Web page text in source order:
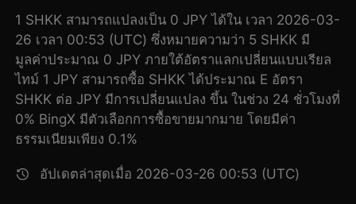
1 SHKK สามารถแปลงเป็น 0 JPY ได้ใน เวลา 2026-03-
26 เวลา 00:53 (UTC) ซึ่งหมายความว่า 5 SHKK มี
มูลค่าประมาณ 0 JPY ภายใต้อัตราแลกเปลี่ยนแบบเรียล
ไทม์ 1 JPY สามารถซื้อ SHKK ได้ประมาณ E อัตรา
SHKK ต่อ JPY มีการเปลี่ยนแปลง ขึ้น ในช่วง 24 ชั่วโมงที่
0% BingX มีตัวเลือกการซื้อขายมากมาย โดยมีค่า
ธรรมเนียมเพียง 0.1%
อัปเดตล่าสุดเมื่อ 2026-03-26 00:53 (UTC)